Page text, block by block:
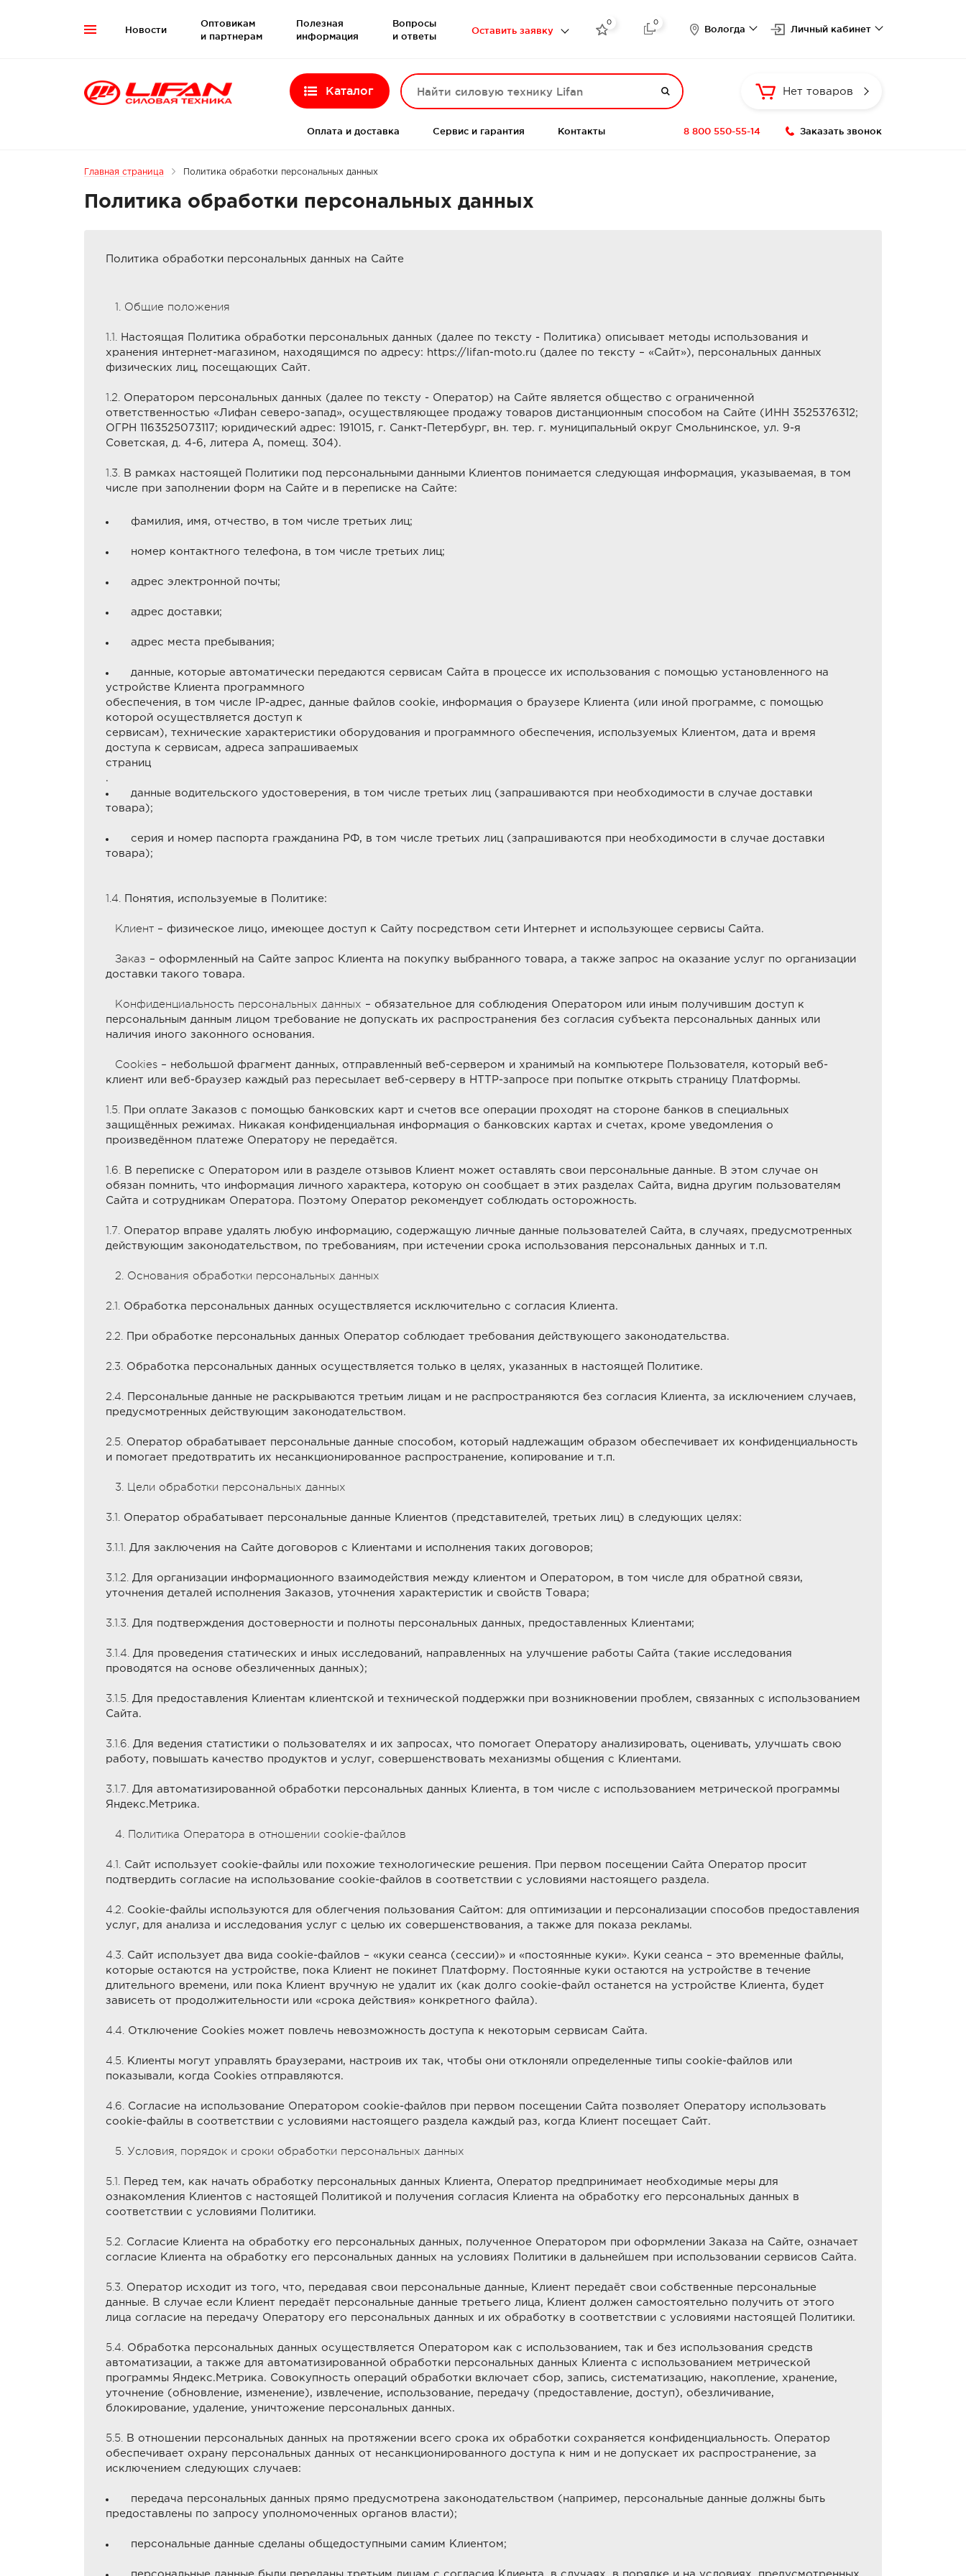
 Новости
Оптовикам
и партнерам
Полезная
информация
Вопросы
и ответы
Оставить заявку 
0

0
Вологда Личный кабинет
Каталог  Нет товаров
Оплата и доставка Сервис и гарантия Контакты 8 800 550-55-14 Заказать звонок
Главная страница Политика обработки персональных данных
Политика обработки персональных данных
Политика обработки персональных данных на Сайте
1. Общие положения
1.1. Настоящая Политика обработки персональных данных (далее по тексту - Политика) описывает методы использования и
хранения интернет-магазином, находящимся по адресу: https://lifan-moto.ru (далее по тексту – «Сайт»), персональных данных
физических лиц, посещающих Сайт.
1.2. Оператором персональных данных (далее по тексту - Оператор) на Сайте является общество с ограниченной
ответственностью «Лифан северо-запад», осуществляющее продажу товаров дистанционным способом на Сайте (ИНН 3525376312;
ОГРН 1163525073117; юридический адрес: 191015, г. Санкт-Петербург, вн. тер. г. муниципальный округ Смольнинское, ул. 9-я
Советская, д. 4-6, литера А, помещ. 304).
1.3. В рамках настоящей Политики под персональными данными Клиентов понимается следующая информация, указываемая, в том
числе при заполнении форм на Сайте и в переписке на Сайте:
фамилия, имя, отчество, в том числе третьих лиц;
номер контактного телефона, в том числе третьих лиц;
адрес электронной почты;
адрес доставки;
адрес места пребывания;
данные, которые автоматически передаются сервисам Сайта в процессе их использования с помощью установленного на
устройстве Клиента программного
обеспечения, в том числе IP-адрес, данные файлов cookie, информация о браузере Клиента (или иной программе, с помощью
которой осуществляется доступ к
сервисам), технические характеристики оборудования и программного обеспечения, используемых Клиентом, дата и время
доступа к сервисам, адреса запрашиваемых
страниц
.
данные водительского удостоверения, в том числе третьих лиц (запрашиваются при необходимости в случае доставки
товара);
серия и номер паспорта гражданина РФ, в том числе третьих лиц (запрашиваются при необходимости в случае доставки
товара);
1.4. Понятия, используемые в Политике:
Клиент – физическое лицо, имеющее доступ к Сайту посредством сети Интернет и использующее сервисы Сайта.
Заказ – оформленный на Сайте запрос Клиента на покупку выбранного товара, а также запрос на оказание услуг по организации
доставки такого товара.
Конфиденциальность персональных данных – обязательное для соблюдения Оператором или иным получившим доступ к
персональным данным лицом требование не допускать их распространения без согласия субъекта персональных данных или
наличия иного законного основания.
Cookies – небольшой фрагмент данных, отправленный веб-сервером и хранимый на компьютере Пользователя, который веб-
клиент или веб-браузер каждый раз пересылает веб-серверу в HTTP-запросе при попытке открыть страницу Платформы.
1.5. При оплате Заказов с помощью банковских карт и счетов все операции проходят на стороне банков в специальных
защищённых режимах. Никакая конфиденциальная информация о банковских картах и счетах, кроме уведомления о
произведённом платеже Оператору не передаётся.
1.6. В переписке с Оператором или в разделе отзывов Клиент может оставлять свои персональные данные. В этом случае он
обязан помнить, что информация личного характера, которую он сообщает в этих разделах Сайта, видна другим пользователям
Сайта и сотрудникам Оператора. Поэтому Оператор рекомендует соблюдать осторожность.
1.7. Оператор вправе удалять любую информацию, содержащую личные данные пользователей Сайта, в случаях, предусмотренных
действующим законодательством, по требованиям, при истечении срока использования персональных данных и т.п.
2. Основания обработки персональных данных
2.1. Обработка персональных данных осуществляется исключительно с согласия Клиента.
2.2. При обработке персональных данных Оператор соблюдает требования действующего законодательства.
2.3. Обработка персональных данных осуществляется только в целях, указанных в настоящей Политике.
2.4. Персональные данные не раскрываются третьим лицам и не распространяются без согласия Клиента, за исключением случаев,
предусмотренных действующим законодательством.
2.5. Оператор обрабатывает персональные данные способом, который надлежащим образом обеспечивает их конфиденциальность
и помогает предотвратить их несанкционированное распространение, копирование и т.п.
3. Цели обработки персональных данных
3.1. Оператор обрабатывает персональные данные Клиентов (представителей, третьих лиц) в следующих целях:
3.1.1. Для заключения на Сайте договоров с Клиентами и исполнения таких договоров;
3.1.2. Для организации информационного взаимодействия между клиентом и Оператором, в том числе для обратной связи,
уточнения деталей исполнения Заказов, уточнения характеристик и свойств Товара;
3.1.3. Для подтверждения достоверности и полноты персональных данных, предоставленных Клиентами;
3.1.4. Для проведения статических и иных исследований, направленных на улучшение работы Сайта (такие исследования
проводятся на основе обезличенных данных);
3.1.5. Для предоставления Клиентам клиентской и технической поддержки при возникновении проблем, связанных с использованием
Сайта.
3.1.6. Для ведения статистики о пользователях и их запросах, что помогает Оператору анализировать, оценивать, улучшать свою
работу, повышать качество продуктов и услуг, совершенствовать механизмы общения с Клиентами.
3.1.7. Для автоматизированной обработки персональных данных Клиента, в том числе с использованием метрической программы
Яндекс.Метрика.
4. Политика Оператора в отношении cookie-файлов
4.1. Сайт использует cookie-файлы или похожие технологические решения. При первом посещении Сайта Оператор просит
подтвердить согласие на использование cookie-файлов в соответствии с условиями настоящего раздела.
4.2. Сookie-файлы используются для облегчения пользования Сайтом: для оптимизации и персонализации способов предоставления
услуг, для анализа и исследования услуг с целью их совершенствования, а также для показа рекламы.
4.3. Сайт использует два вида cookie-файлов – «куки сеанса (сессии)» и «постоянные куки». Куки сеанса – это временные файлы,
которые остаются на устройстве, пока Клиент не покинет Платформу. Постоянные куки остаются на устройстве в течение
длительного времени, или пока Клиент вручную не удалит их (как долго сookie-файл останется на устройстве Клиента, будет
зависеть от продолжительности или «срока действия» конкретного файла).
4.4. Отключение Cookies может повлечь невозможность доступа к некоторым сервисам Сайта.
4.5. Клиенты могут управлять браузерами, настроив их так, чтобы они отклоняли определенные типы cookie-файлов или
показывали, когда Cookies отправляются.
4.6. Согласие на использование Оператором cookie-файлов при первом посещении Сайта позволяет Оператору использовать
cookie-файлы в соответствии с условиями настоящего раздела каждый раз, когда Клиент посещает Сайт.
5. Условия, порядок и сроки обработки персональных данных
5.1. Перед тем, как начать обработку персональных данных Клиента, Оператор предпринимает необходимые меры для
ознакомления Клиентов с настоящей Политикой и получения согласия Клиента на обработку его персональных данных в
соответствии с условиями Политики.
5.2. Согласие Клиента на обработку его персональных данных, полученное Оператором при оформлении Заказа на Сайте, означает
согласие Клиента на обработку его персональных данных на условиях Политики в дальнейшем при использовании сервисов Сайта.
5.3. Оператор исходит из того, что, передавая свои персональные данные, Клиент передаёт свои собственные персональные
данные. В случае если Клиент передаёт персональные данные третьего лица, Клиент должен самостоятельно получить от этого
лица согласие на передачу Оператору его персональных данных и их обработку в соответствии с условиями настоящей Политики.
5.4. Обработка персональных данных осуществляется Оператором как с использованием, так и без использования средств
автоматизации, а также для автоматизированной обработки персональных данных Клиента с использованием метрической
программы Яндекс.Метрика. Совокупность операций обработки включает сбор, запись, систематизацию, накопление, хранение,
уточнение (обновление, изменение), извлечение, использование, передачу (предоставление, доступ), обезличивание,
блокирование, удаление, уничтожение персональных данных.
5.5. В отношении персональных данных на протяжении всего срока их обработки сохраняется конфиденциальность. Оператор
обеспечивает охрану персональных данных от несанкционированного доступа к ним и не допускает их распространение, за
исключением следующих случаев:
передача персональных данных прямо предусмотрена законодательством (например, персональные данные должны быть
предоставлены по запросу уполномоченных органов власти);
персональные данные сделаны общедоступными самим Клиентом;